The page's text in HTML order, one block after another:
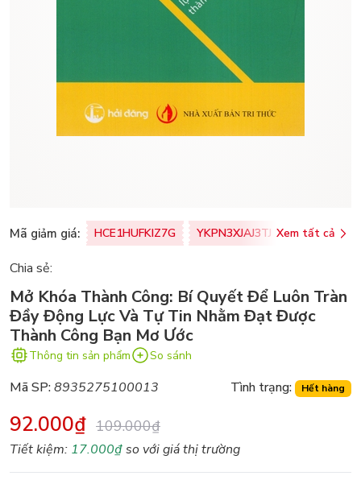
Mã giảm giá: HCE1HUFKIZ7G YKPN3XJAJ3TJ Xem tất cả
Chia sẻ:
Mở Khóa Thành Công: Bí Quyết Để Luôn Tràn
Đầy Động Lực Và Tự Tin Nhằm Đạt Được
Thành Công Bạn Mơ Ước
Thông tin sản phẩm So sánh
Mã SP:8935275100013 Tình trạng: Hết hàng
92.000₫ 109.000₫
Tiết kiệm: 17.000₫so với giá thị trường